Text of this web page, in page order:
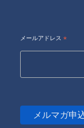
メールアドレス *